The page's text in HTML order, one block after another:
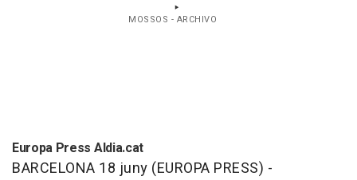
MOSSOS - ARCHIVO
Europa Press Aldia.cat
BARCELONA 18 juny (EUROPA PRESS) -